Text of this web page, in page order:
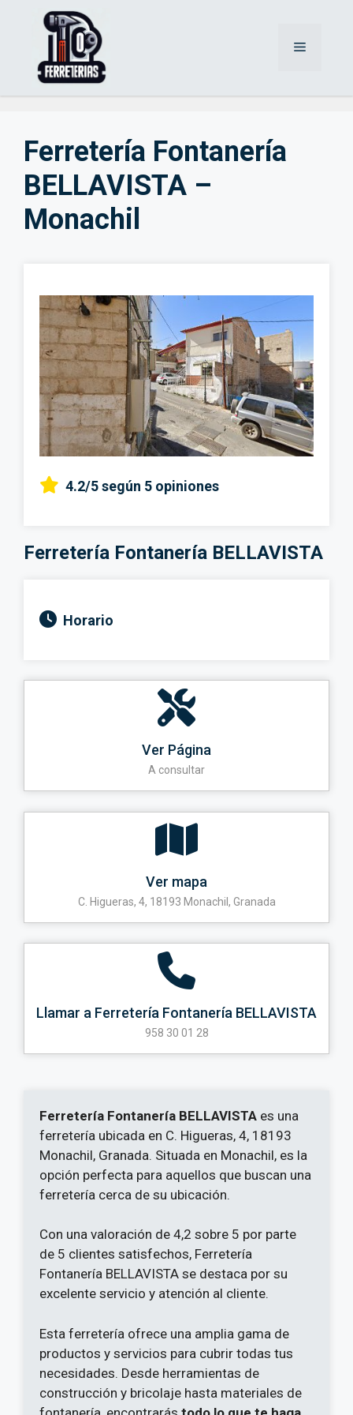
Menú
Ferretería Fontanería
BELLAVISTA –
Monachil
4.2/5según 5 opiniones
Ferretería Fontanería BELLAVISTA
Horario
Ver Página
A consultar
Ver mapa
C. Higueras, 4, 18193 Monachil, Granada
Llamar a Ferretería Fontanería BELLAVISTA
958 30 01 28
Ferretería Fontanería BELLAVISTA es una
ferretería ubicada en C. Higueras, 4, 18193
Monachil, Granada. Situada en Monachil, es la
opción perfecta para aquellos que buscan una
ferretería cerca de su ubicación.
Con una valoración de 4,2 sobre 5 por parte
de 5 clientes satisfechos, Ferretería
Fontanería BELLAVISTA se destaca por su
excelente servicio y atención al cliente.
Esta ferretería ofrece una amplia gama de
productos y servicios para cubrir todas tus
necesidades. Desde herramientas de
construcción y bricolaje hasta materiales de